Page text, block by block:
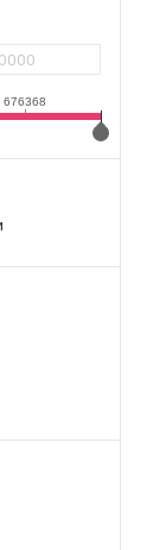
676368